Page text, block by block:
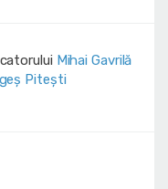
Mihai Gavrilă
Pitești